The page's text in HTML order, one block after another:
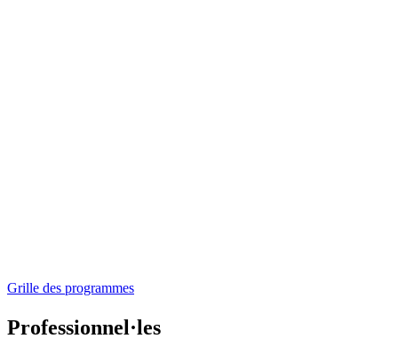
Grille des programmes
Professionnel·les